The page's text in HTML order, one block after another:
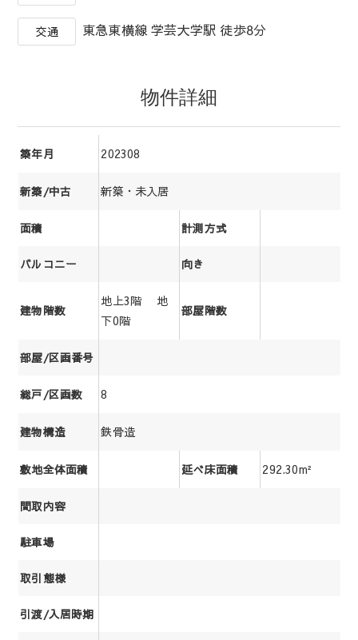
交通 東急東横線 学芸大学駅 徒歩8分
物件詳細
築年月 202308
新築/中古 新築・未入居
面積 計測方式
バルコニー 向き
建物階数
地上3階 地
下0階
部屋階数
部屋/区画番号
総戸/区画数 8
建物構造 鉄骨造
敷地全体面積 延べ床面積 292.30m²
間取内容
駐車場
取引態様
引渡/入居時期